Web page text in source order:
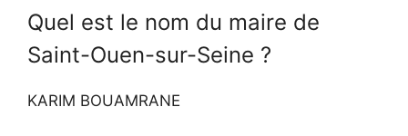
Quel est le nom du maire de
Saint-Ouen-sur-Seine ?
KARIM BOUAMRANE